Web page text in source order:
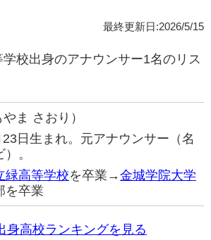
最終更新日:2026/5/15
校出身のアナウンサー1名のリス
やま さおり）
日生まれ。元アナウンサー（名
。
緑高等学校を卒業→金城学院大学
を卒業
身高校ランキングを見る